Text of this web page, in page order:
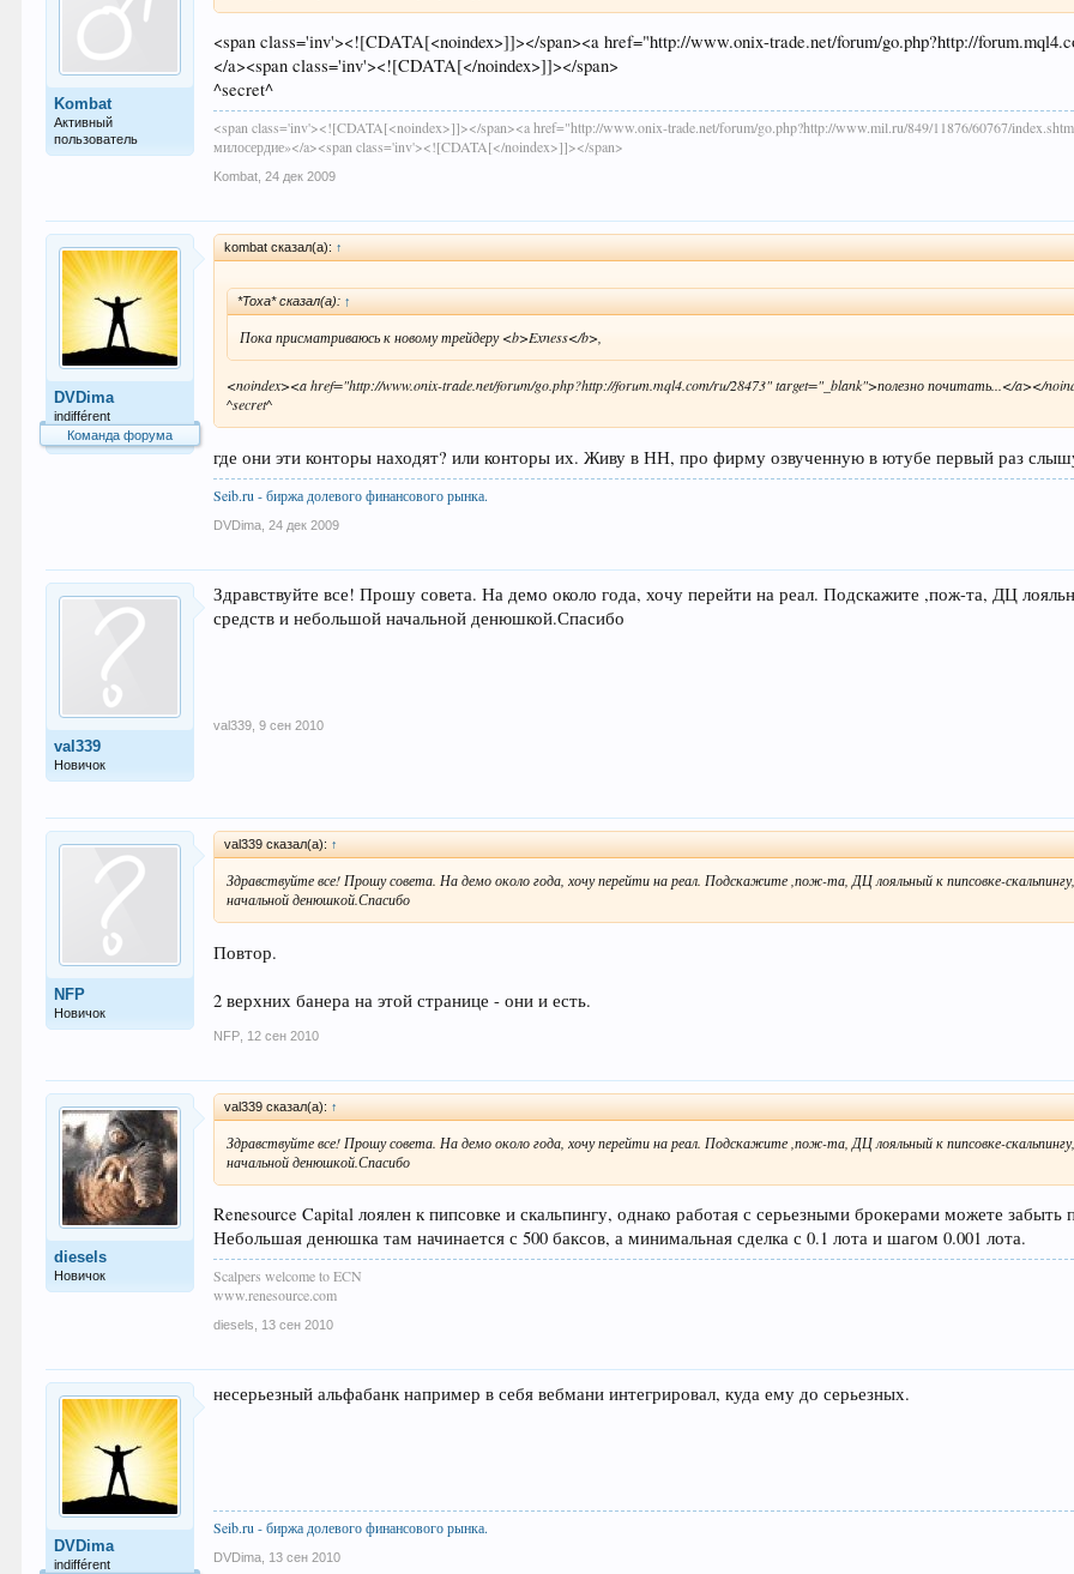
Kombat
Активный
пользователь
<span class='inv'><![CDATA[<noindex>]]></span><a href="http://www.onix-trade.net/forum/go.php?http://
</a><span class='inv'><![CDATA[</noindex>]]></span>
^secret^
<span class='inv'><![CDATA[<noindex>]]></span><a href="http://www.onix-trade.net/forum/go.php?http://www.mil.ru/849/11876/60767/
милосердие»</a><span class='inv'><![CDATA[</noindex>]]></span>
Kombat 24 дек 2009
DVDima
indifférent
Команда форума
kombat сказал(а): ↑
*Toxa* сказал(а): ↑
Пока присматриваюсь к новому трейдеру <b>Exness</b>,
<noindex><a href="http://www.onix-trade.net/forum/go.php?http://forum.mql4.com/ru/28473" target="_blank">полезно почитать...</a></
^secret^
где они эти конторы находят? или конторы их. Живу в НН, про фирму озвученную в ютубе первый раз
Seib.ru - биржа долевого финансового рынка.
DVDima 24 дек 2009
val339
Новичок
Здравствуйте все! Прошу совета. На демо около года, хочу перейти на реал. Подскажите ,пож-та, ДЦ
средств и небольшой начальной денюшкой.Спасибо
val339 9 сен 2010
NFP
Новичок
val339 сказал(а): ↑
Здравствуйте все! Прошу совета. На демо около года, хочу перейти на реал. Подскажите ,пож-та, ДЦ лояльный к пипсовке-
начальной денюшкой.Спасибо
Повтор.
2 верхних банера на этой странице - они и есть.
NFP 12 сен 2010
diesels
Новичок
val339 сказал(а): ↑
Здравствуйте все! Прошу совета. На демо около года, хочу перейти на реал. Подскажите ,пож-та, ДЦ лояльный к пипсовке-
начальной денюшкой.Спасибо
Renesource Capital лоялен к пипсовке и скальпингу, однако работая с серьезными брокерами можете
Небольшая денюшка там начинается с 500 баксов, а минимальная сделка с 0.1 лота и шагом 0.001 лота.
Scalpers welcome to ECN
www.renesource.com
diesels 13 сен 2010
DVDima
indifférent
несерьезный альфабанк например в себя вебмани интегрировал, куда ему до серьезных.
Seib.ru - биржа долевого финансового рынка.
DVDima 13 сен 2010